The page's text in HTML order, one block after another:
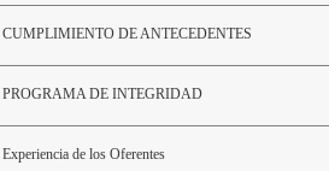
CUMPLIMIENTO DE ANTECEDENTES
PROGRAMA DE INTEGRIDAD
Experiencia de los Oferentes